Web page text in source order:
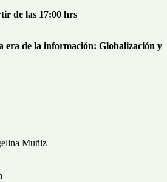
de las 17:00 hrs
era de la información: Globalización y
Muñiz